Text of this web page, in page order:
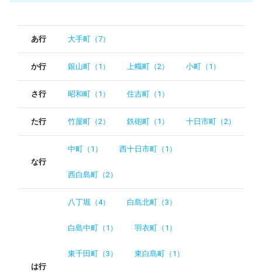
あ行 大手町（7）
か行 銀山町（1） 上幟町（2） 小町（1）
さ行 昭和町（1） 住吉町（1）
た行 竹屋町（2） 鉄砲町（1） 十日市町（2）
な行
中町（1） 西十日市町（1）
西白島町（2）
は行
八丁堀（4） 白島北町（3）
白島中町（1） 羽衣町（1）
東千田町（3） 東白島町（1）